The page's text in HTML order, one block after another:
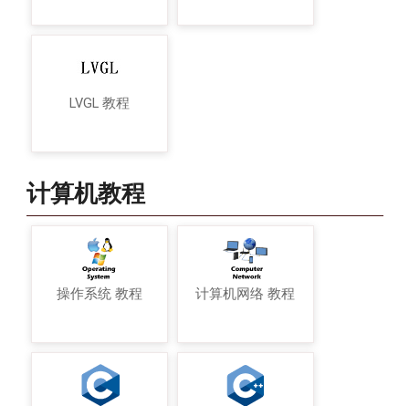
LVGL 教程
计算机教程
操作系统 教程 计算机网络 教程